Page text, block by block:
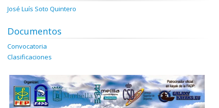
José Luís Soto Quintero
Documentos
Convocatoria
Clasificaciones